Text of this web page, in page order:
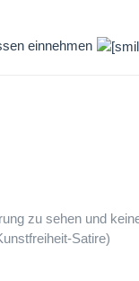
einnehmen
zu sehen und
Satire)